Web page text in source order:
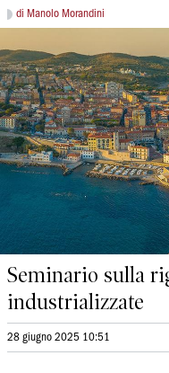
di Manolo Morandini
Seminario sulla
industrializzate
28 giugno 2025 10:51